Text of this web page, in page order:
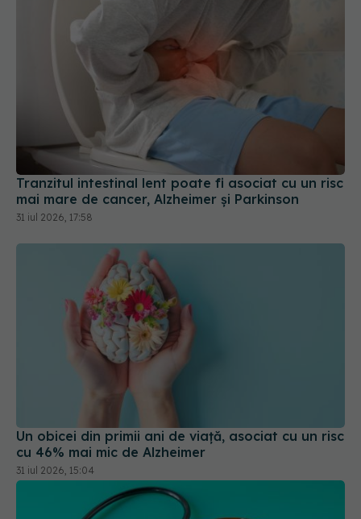
Tranzitul intestinal lent poate fi asociat cu un risc
mai mare de cancer, Alzheimer și Parkinson
Un obicei din primii ani de viață, asociat cu un risc
cu 46% mai mic de Alzheimer